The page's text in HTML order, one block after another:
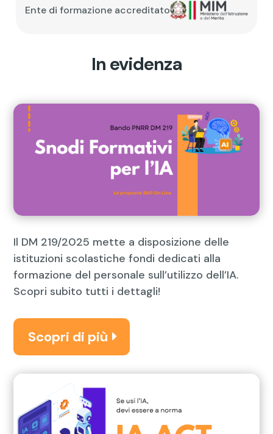
Ente di formazione accreditato
In evidenza
Il DM 219/2025 mette a disposizione delle
istituzioni scolastiche fondi dedicati alla
formazione del personale sull’utilizzo dell’IA.
Scopri subito tutti i dettagli!
Scopri di più